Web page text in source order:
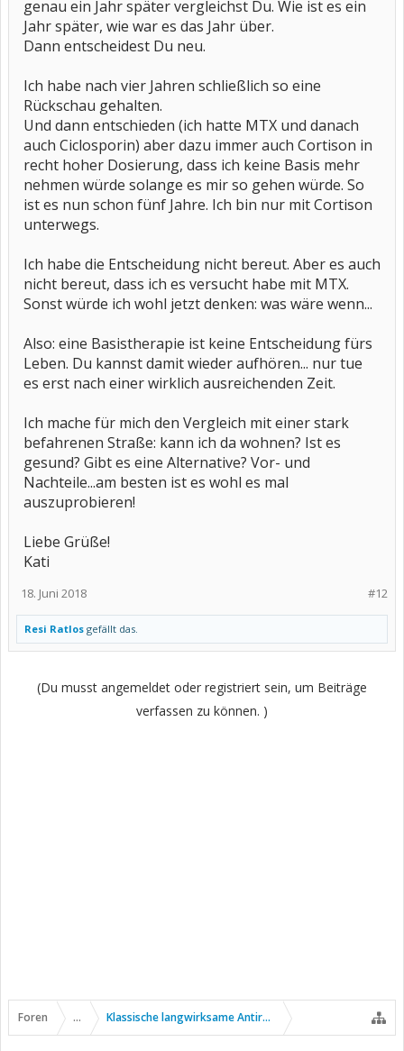
genau ein Jahr später vergleichst Du. Wie ist es ein
Jahr später, wie war es das Jahr über.
Dann entscheidest Du neu.
Ich habe nach vier Jahren schließlich so eine
Rückschau gehalten.
Und dann entschieden (ich hatte MTX und danach
auch Ciclosporin) aber dazu immer auch Cortison in
recht hoher Dosierung, dass ich keine Basis mehr
nehmen würde solange es mir so gehen würde. So
ist es nun schon fünf Jahre. Ich bin nur mit Cortison
unterwegs.
Ich habe die Entscheidung nicht bereut. Aber es auch
nicht bereut, dass ich es versucht habe mit MTX.
Sonst würde ich wohl jetzt denken: was wäre wenn...
Also: eine Basistherapie ist keine Entscheidung fürs
Leben. Du kannst damit wieder aufhören... nur tue
es erst nach einer wirklich ausreichenden Zeit.
Ich mache für mich den Vergleich mit einer stark
befahrenen Straße: kann ich da wohnen? Ist es
gesund? Gibt es eine Alternative? Vor- und
Nachteile...am besten ist es wohl es mal
auszuprobieren!
Liebe Grüße!
Kati
#12
18. Juni 2018
Resi Ratlos gefällt das.
(Du musst angemeldet oder registriert sein, um Beiträge
verfassen zu können. )
Foren ... Klassische langwirksame Antirheumatika